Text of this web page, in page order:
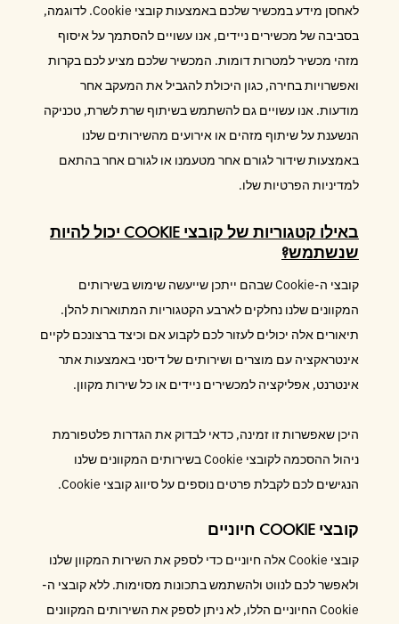
לאחסן מידע במכשיר שלכם באמצעות קובצי Cookie. לדוגמה,
בסביבה של מכשירים ניידים, אנו עשויים להסתמך על איסוף
מזהי מכשיר למטרות דומות. המכשיר שלכם מציע לכם בקרות
ואפשרויות בחירה, כגון היכולת להגביל את המעקב אחר
מודעות. אנו עשויים גם להשתמש בשיתוף שרת לשרת, טכניקה
הנשענת על שיתוף מזהים או אירועים מהשירותים שלנו
באמצעות שידור לגורם אחר מטעמנו או לגורם אחר בהתאם
למדיניות הפרטיות שלו.
באילו קטגוריות של קובצי COOKIE יכול להיות
שנשתמש?
קובצי ה-Cookie שבהם ייתכן שייעשה שימוש בשירותים
המקוונים שלנו נחלקים לארבע הקטגוריות המתוארות להלן.
תיאורים אלה יכולים לעזור לכם לקבוע אם וכיצד ברצונכם לקיים
אינטראקציה עם מוצרים ושירותים של דיסני באמצעות אתר
אינטרנט, אפליקציה למכשירים ניידים או כל שירות מקוון.
היכן שאפשרות זו זמינה, כדאי לבדוק את הגדרות פלטפורמת
ניהול ההסכמה לקובצי Cookie בשירותים המקוונים שלנו
הנגישים לכם לקבלת פרטים נוספים על סיווג קובצי Cookie.
קובצי COOKIE חיוניים
קובצי Cookie אלה חיוניים כדי לספק את השירות המקוון שלנו
ולאפשר לכם לנווט ולהשתמש בתכונות מסוימות. ללא קובצי ה-
Cookie החיוניים הללו, לא ניתן לספק את השירותים המקוונים